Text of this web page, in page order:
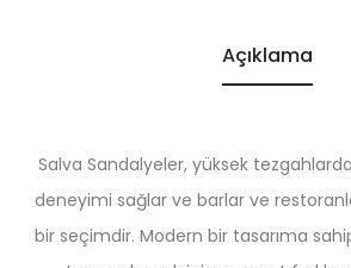
Açıklama
Salva Sandalyeler, yüksek
deneyimi sağlar ve barlar ve
bir seçimdir. Modern bir tasarıma